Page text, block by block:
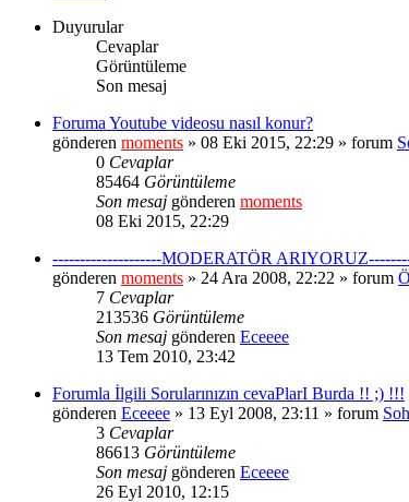
Duyurular
Cevaplar
Görüntüleme
Son mesaj
Foruma Youtube videosu nasıl konur?
gönderen moments » 08 Eki 2015, 22:29 » forum
0 Cevaplar
85464 Görüntüleme
Son mesaj gönderen moments
08 Eki 2015, 22:29
--------------------MODERATÖR
gönderen moments » 24 Ara 2008, 22:22 » forum
7 Cevaplar
213536 Görüntüleme
Son mesaj gönderen Eceeee
13 Tem 2010, 23:42
Forumla İlgili Sorularınızın cevaPlarI Burda !! ;) !!!
gönderen Eceeee » 13 Eyl 2008, 23:11 » forum
3 Cevaplar
86613 Görüntüleme
Son mesaj gönderen Eceeee
26 Eyl 2010, 12:15